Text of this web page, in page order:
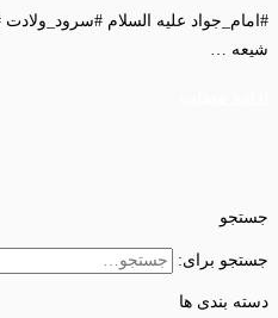
شیعه …
جستجو
جستجو برای:
دسته بندی ها